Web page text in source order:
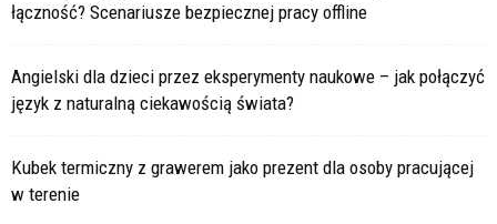
łączność? Scenariusze bezpiecznej pracy offline
Angielski dla dzieci przez eksperymenty naukowe – jak połączyć
język z naturalną ciekawością świata?
Kubek termiczny z grawerem jako prezent dla osoby pracującej
w terenie